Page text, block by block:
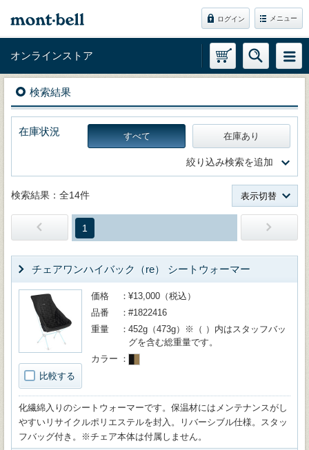
ログイン メニュー
オンラインストア
検索結果
在庫状況 すべて 在庫あり
絞り込み検索を追加
検索結果：全14件 表示切替
1
チェアワンハイバック（re） シートウォーマー
比較する
価格
¥13,000（税込）
品番
#1822416
重量
452g（473g）※（ ）内はスタッフバッ
グを含む総重量です。
カラー
化繊綿入りのシートウォーマーです。保温材にはメンテナンスがし
やすいリサイクルポリエステルを封入。リバーシブル仕様。スタッ
フバッグ付き。※チェア本体は付属しません。